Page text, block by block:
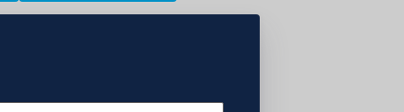
la celebración